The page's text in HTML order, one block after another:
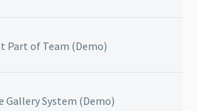
Part of Team (Demo)
Gallery System (Demo)